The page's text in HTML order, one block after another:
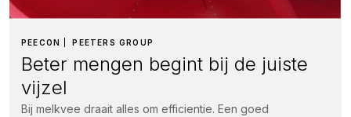
PEECON PEETERS GROUP
Beter mengen begint bij de juiste
vijzel
Bij melkvee draait alles om efficientie. Een goed